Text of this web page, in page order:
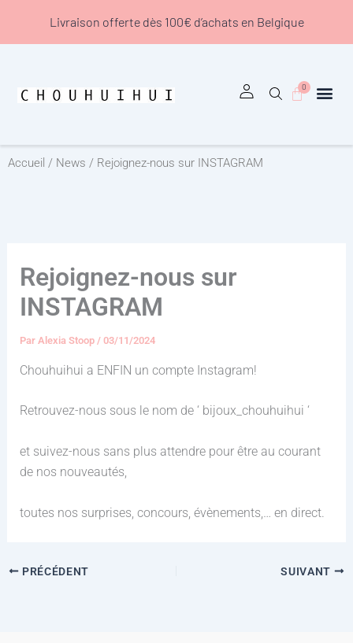
Livraison offerte dès 100€ d’achats en Belgique
0
Panier
Accueil / News / Rejoignez-nous sur INSTAGRAM
Rejoignez-nous sur
INSTAGRAM
Par Alexia Stoop / 03/11/2024
Chouhuihui a ENFIN un compte Instagram!
Retrouvez-nous sous le nom de ‘ bijoux_chouhuihui ‘
et suivez-nous sans plus attendre pour être au courant
de nos nouveautés,
toutes nos surprises, concours, évènements,… en direct.
PRÉCÉDENT SUIVANT